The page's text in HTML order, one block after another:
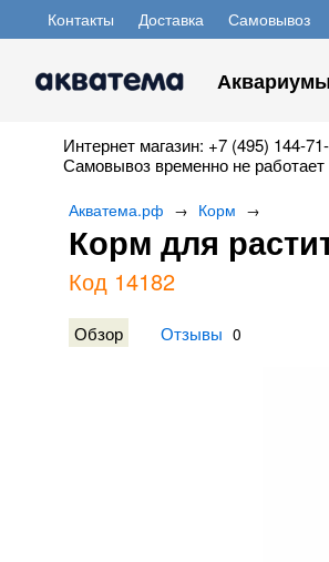
Контакты Доставка Самовывоз
Интернет магазин: +7 (495) 144-
Самовывоз временно не работает
Акватема.рф → Корм →
Корм для
Код 14182
Обзор Отзывы 0